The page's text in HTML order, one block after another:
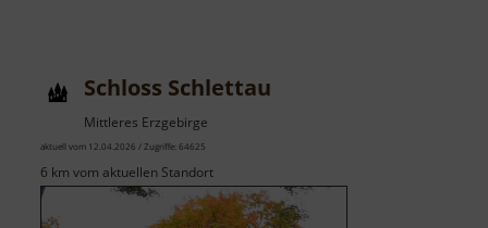
Schloss Schlettau
Mittleres Erzgebirge
aktuell vom 12.04.2026 / Zugriffe: 64625
6 km vom aktuellen Standort